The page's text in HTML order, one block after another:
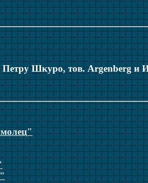
Шкуро, тов. Argenberg и